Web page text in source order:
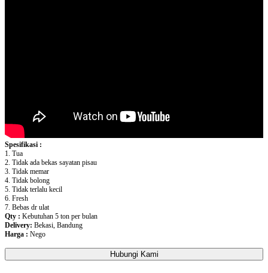
Spesifikasi :
1. Tua
2. Tidak ada bekas sayatan pisau
3. Tidak memar
4. Tidak bolong
5. Tidak terlalu kecil
6. Fresh
7. Bebas dr ulat
Qty : Kebutuhan 5 ton per bulan
Delivery: Bekasi, Bandung
Harga : Nego
Hubungi Kami